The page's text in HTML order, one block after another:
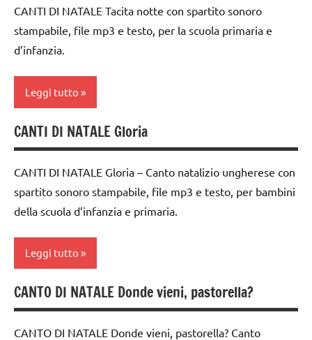
TUTTI GLI
ARGOMENTI
PER ETA'
TUTTI GLI
ARTICOLI
3a
dai
6
anni
DELL'ANNO
Natale
TUTTI GLI
ARGOMENTI
PER ETA'
ARTICOLI
Natale
canti
natalizi
classe
1a
2a
3a
dai
6
anni
DELL'ANNO
CANTI DI NATALE Tacita notte con spartito sonoro
stampabile, file mp3 e testo, per la scuola primaria e
d’infanzia.
Leggi tutto
canti
di
Natale
canti
natalizi
classi
1a-5a
3 ai
6
anni
CANTI DI NATALE Gloria
CANTI DI NATALE Gloria – Canto natalizio ungherese con
spartito sonoro stampabile, file mp3 e testo, per bambini
della scuola d’infanzia e primaria.
Leggi tutto
canti
di
Natale
CANTO DI NATALE Donde vieni, pastorella?
CANTO DI NATALE Donde vieni, pastorella? Canto